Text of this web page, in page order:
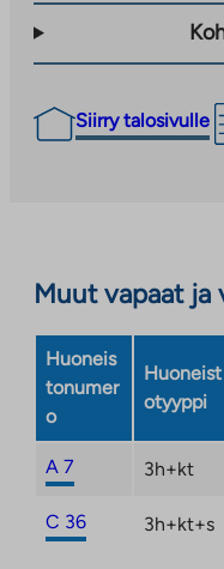
Siirry talosivulle
Muut vapaat ja
Huoneis
tonumer
o
Huoneist
otyyppi
A 7 3h+kt
C 36 3h+kt+s